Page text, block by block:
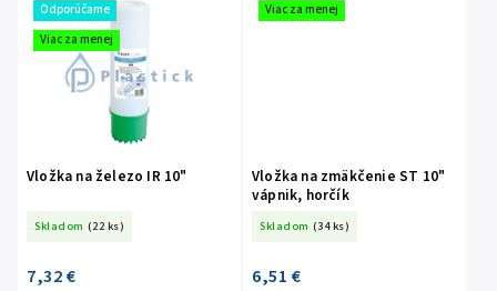
Odporúčame
Viac za menej
Vložka na železo IR 10"
Skladom (22 ks)
7,32 €
Viac za menej
Vložka na zmäkčenie ST 10"
vápnik, horčík
Skladom (34 ks)
6,51 €